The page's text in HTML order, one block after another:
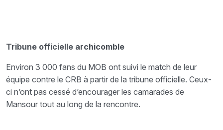
Tribune officielle archicomble
Environ 3 000 fans du MOB ont suivi le match de leur
équipe contre le CRB à partir de la tribune officielle. Ceux-
ci n’ont pas cessé d’encourager les camarades de
Mansour tout au long de la rencontre.